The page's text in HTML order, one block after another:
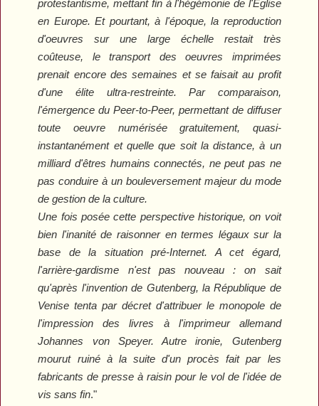
protestantisme, mettant fin à l'hégémonie de l'Eglise
en Europe. Et pourtant, à l'époque, la reproduction
d'oeuvres sur une large échelle restait très
coûteuse, le transport des oeuvres imprimées
prenait encore des semaines et se faisait au profit
d'une élite ultra-restreinte. Par comparaison,
l'émergence du Peer-to-Peer, permettant de diffuser
toute oeuvre numérisée gratuitement, quasi-
instantanément et quelle que soit la distance, à un
milliard d'êtres humains connectés, ne peut pas ne
pas conduire à un bouleversement majeur du mode
de gestion de la culture.
Une fois posée cette perspective historique, on voit
bien l'inanité de raisonner en termes légaux sur la
base de la situation pré-Internet. A cet égard,
l'arrière-gardisme n'est pas nouveau : on sait
qu'après l'invention de Gutenberg, la République de
Venise tenta par décret d'attribuer le monopole de
l'impression des livres à l'imprimeur allemand
Johannes von Speyer. Autre ironie, Gutenberg
mourut ruiné à la suite d'un procès fait par les
fabricants de presse à raisin pour le vol de l'idée de
vis sans fin."